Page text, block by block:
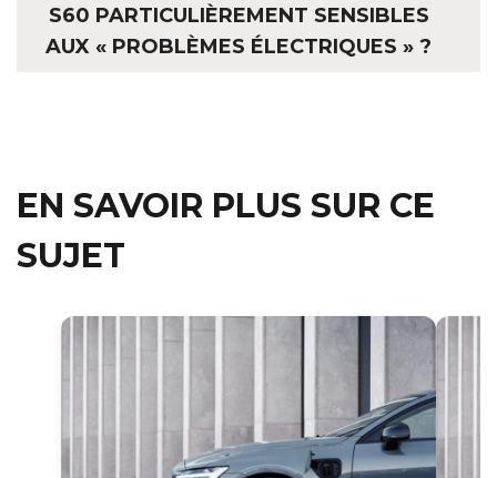
S60 PARTICULIÈREMENT SENSIBLES
AUX « PROBLÈMES ÉLECTRIQUES » ?
EN SAVOIR PLUS SUR CE
SUJET